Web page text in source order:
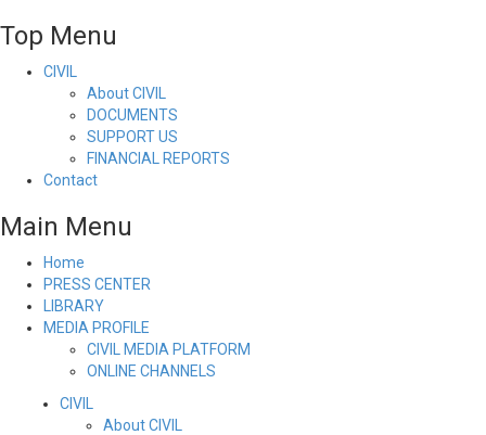
Top Menu
CIVIL
About CIVIL
DOCUMENTS
SUPPORT US
FINANCIAL REPORTS
Contact
Main Menu
Home
PRESS CENTER
LIBRARY
MEDIA PROFILE
CIVIL MEDIA PLATFORM
ONLINE CHANNELS
CIVIL
About CIVIL